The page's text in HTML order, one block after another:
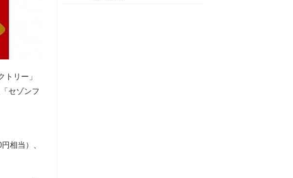
リー」
セゾンフ
相当）、